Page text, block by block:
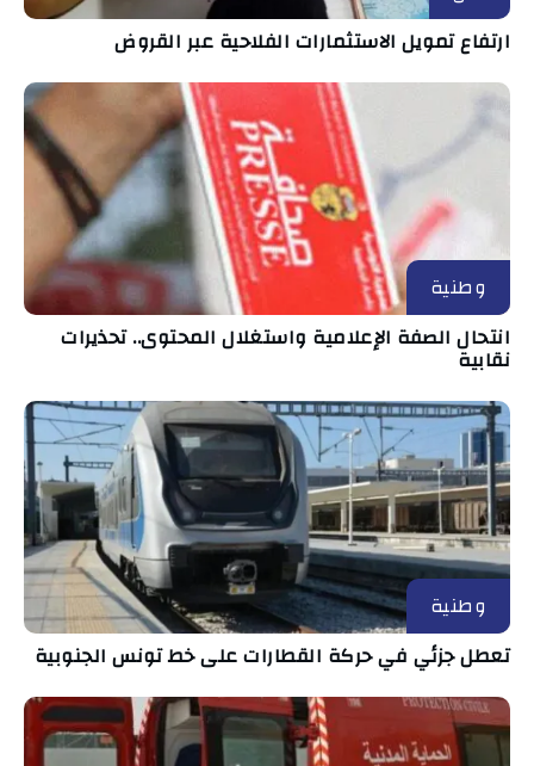
ارتفاع تمويل الاستثمارات الفلاحية عبر القروض
وطنية
انتحال الصفة الإعلامية واستغلال المحتوى.. تحذيرات
نقابية
وطنية
تعطل جزئي في حركة القطارات على خط تونس الجنوبية